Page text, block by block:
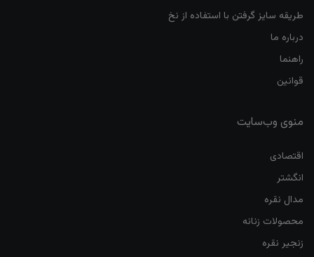
طریقه سایز گرفتن با استفاده از نخ
درباره ما
راهنما
قوانین
منوی وب‌سایت
اقتصادی
انگشتر
مدال نقره
محصولات زنانه
زنجیر نقره